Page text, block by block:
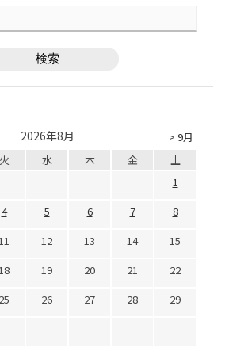
> 9月
2026年8月
火 水 木 金
土
1
4 5 6 7
8
12 13 14
15
19 20 21
22
25 26 27 28
29